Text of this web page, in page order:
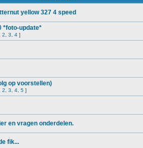
yellow 327 4 speed
*foto-update*
2 3 4 ]
op voorstellen)
2 3 4 5 ]
en vragen onderdelen.
fik...